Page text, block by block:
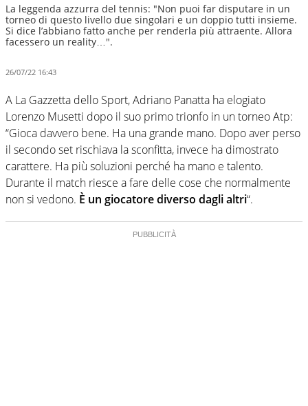
La leggenda azzurra del tennis: "Non puoi far disputare in un
torneo di questo livello due singolari e un doppio tutti insieme.
Si dice l’abbiano fatto anche per renderla più attraente. Allora
facessero un reality…".
26/07/22 16:43
A La Gazzetta dello Sport, Adriano Panatta ha elogiato
Lorenzo Musetti dopo il suo primo trionfo in un torneo Atp:
“Gioca davvero bene. Ha una grande mano. Dopo aver perso
il secondo set rischiava la sconfitta, invece ha dimostrato
carattere. Ha più soluzioni perché ha mano e talento.
Durante il match riesce a fare delle cose che normalmente
non si vedono. È un giocatore diverso dagli altri“.